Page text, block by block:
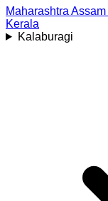
Maharashtra Assam
Kerala
Kalaburagi